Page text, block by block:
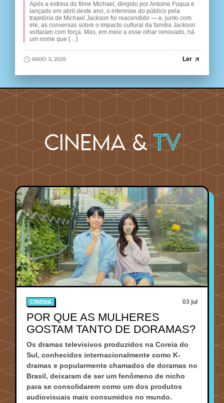
Após a estreia do filme Michael, dirigido por Antoine Fuqua e
lançado em abril deste ano, o interesse do público pela
trajetória de Michael Jackson foi reacendido — e, junto com
ele, as conversas sobre o impacto cultural da família Jackson
voltaram com força. Mas, em meio a esse olhar renovado, há
um nome que […]
MAIO 3, 2026 Ler
Cinema &TV
CINEMA 03 jul
POR QUE AS MULHERES
GOSTAM TANTO DE DORAMAS?
Os dramas televisivos produzidos na Coreia do
Sul, conhecidos internacionalmente como K-
dramas e popularmente chamados de doramas no
Brasil, deixaram de ser um fenômeno de nicho
para se consolidarem como um dos produtos
audiovisuais mais consumidos no mundo.